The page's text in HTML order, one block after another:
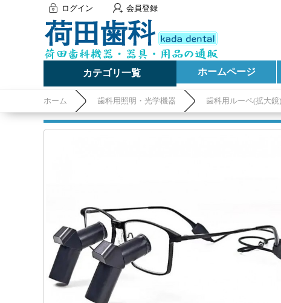
ログイン 会員登録
カテゴリ一覧 ホームページ
ホーム 歯科用照明・光学機器 歯科用ルーペ(拡大鏡)